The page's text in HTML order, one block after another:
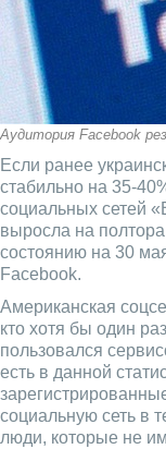
Аудитория Facebook
Если ранее
стабильно на 35-
социальных сетей
выросла на
состоянию на 30
Facebook.
Американская
кто хотя бы один
пользовался
есть в данной
социальную сеть в
люди, которые не